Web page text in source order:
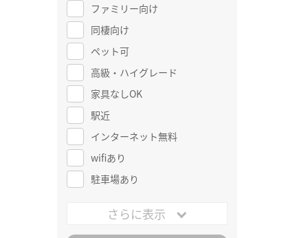
ファミリー向け
同棲向け
ペット可
高級・ハイグレード
家具なしOK
駅近
インターネット無料
wifiあり
駐車場あり
さらに表示